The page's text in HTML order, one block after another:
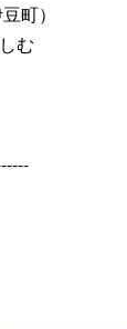
町）
む